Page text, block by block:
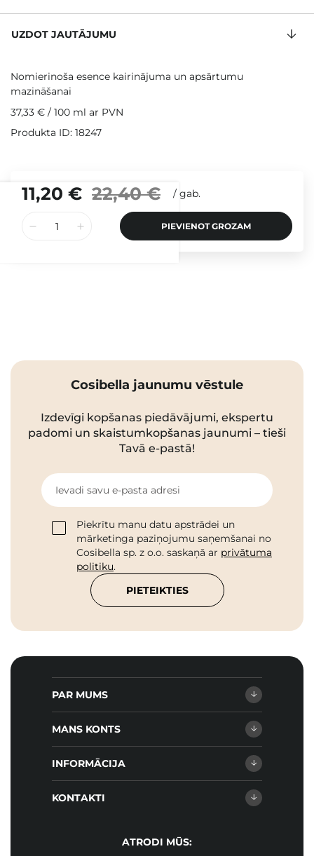
11,20 € 22,40 € / gab.
PIEVIENOT GROZAM
UZDOT JAUTĀJUMU
Nomierinoša esence kairinājuma un apsārtumu
mazināšanai
37,33 € / 100 ml ar PVN
Produkta ID: 18247
Cosibella jaunumu vēstule
Izdevīgi kopšanas piedāvājumi, ekspertu
padomi un skaistumkopšanas jaunumi – tieši
Tavā e-pastā!
Ievadi savu e-pasta adresi
Piekrītu manu datu apstrādei un
mārketinga paziņojumu saņemšanai no
Cosibella sp. z o.o. saskaņā ar privātuma
politiku.
PIETEIKTIES
PAR MUMS
MANS KONTS
INFORMĀCIJA
KONTAKTI
ATRODI MŪS: